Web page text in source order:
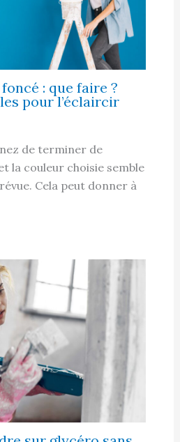
: que faire ?
pour l’éclaircir
de terminer de
la couleur choisie semble
Cela peut donner à